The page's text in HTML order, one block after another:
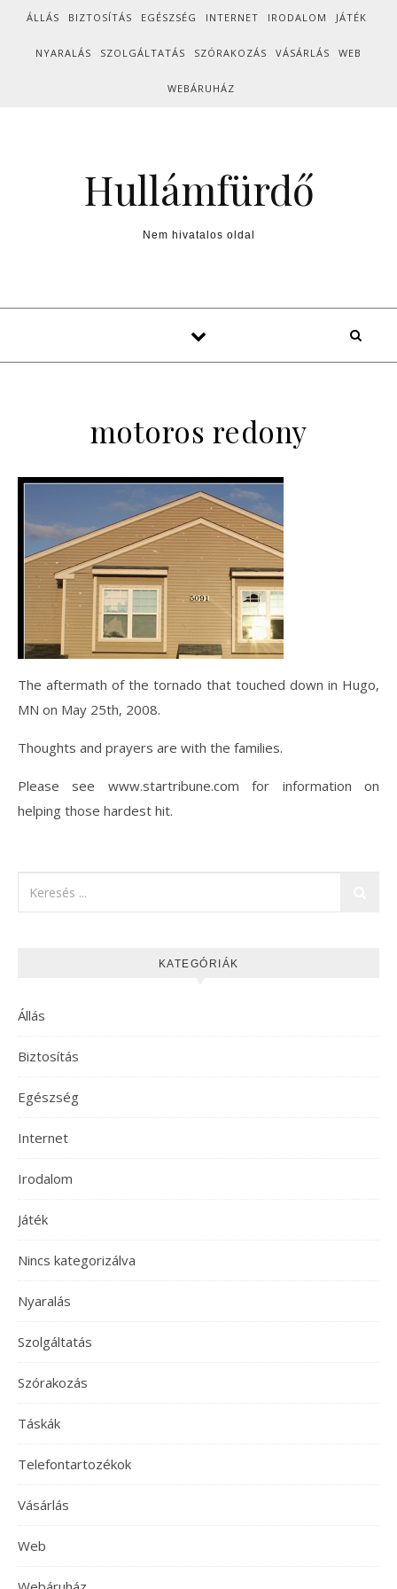
Skip to content
ÁLLÁS BIZTOSÍTÁS EGÉSZSÉG INTERNET IRODALOM JÁTÉK
NYARALÁS SZOLGÁLTATÁS SZÓRAKOZÁS VÁSÁRLÁS WEB
WEBÁRUHÁZ
Hullámfürdő
Nem hivatalos oldal
motoros redony
The aftermath of the tornado that touched down in Hugo,
MN on May 25th, 2008.
Thoughts and prayers are with the families.
Please see www.startribune.com for information on
helping those hardest hit.
KATEGÓRIÁK
Állás
Biztosítás
Egészség
Internet
Irodalom
Játék
Nincs kategorizálva
Nyaralás
Szolgáltatás
Szórakozás
Táskák
Telefontartozékok
Vásárlás
Web